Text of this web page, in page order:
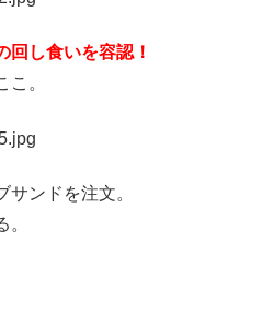
回し食いを容認！
。
サンドを注文。